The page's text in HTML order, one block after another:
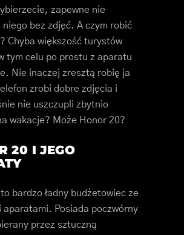
zapewne nie
niego bez zdjęć. A czym robić
Chyba większość turystów
tym celu po prostu z aparatu
Nie inaczej zresztą robię ja
zrobi dobre zdjęcia i
nie uszczupli zbytnio
wakacje? Może Honor 20?
20 I JEGO
bardzo ładny budżetowiec ze
aparatami. Posiada poczwórny
przez sztuczną